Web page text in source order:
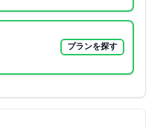
プランを探す